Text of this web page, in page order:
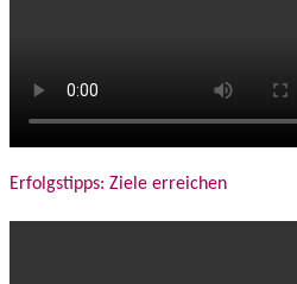
Erfolgstipps: Ziele erreichen